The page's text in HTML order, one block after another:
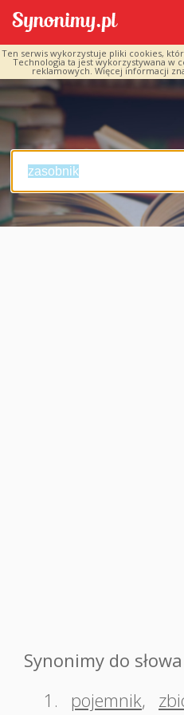
Ten serwis wykorzystuje pliki cookies,
Technologia ta jest wykorzystywana w
reklamowych. Więcej informacji
Synonimy do
1.
pojemnik,